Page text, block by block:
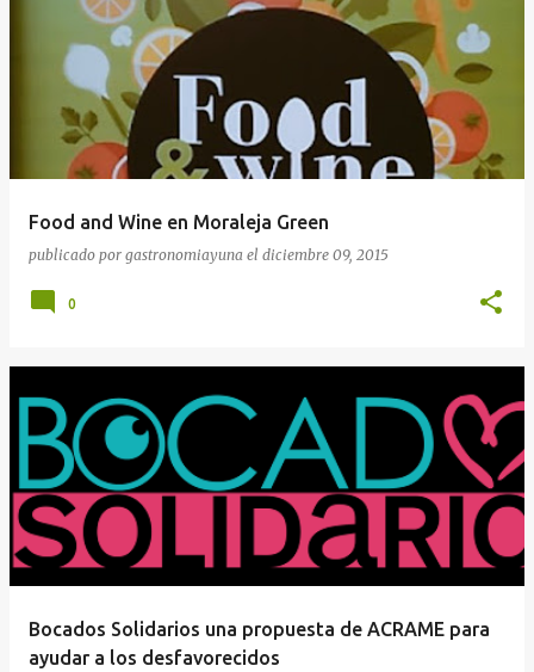
Food and Wine en Moraleja Green
publicado por gastronomiayuna el diciembre 09, 2015
0
Bocados Solidarios una propuesta de ACRAME para
ayudar a los desfavorecidos